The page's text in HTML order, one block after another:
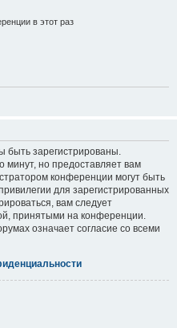
в этот раз
зарегистрированы.
минут, но предоставляет вам
конференции могут быть
для зарегистрированных
вам следует
принятыми на конференции.
означает согласие со всеми